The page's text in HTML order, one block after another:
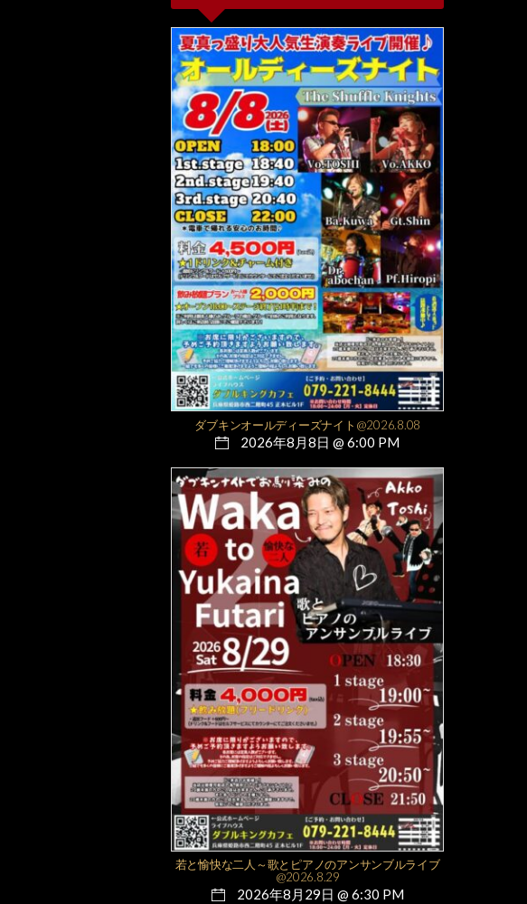
ダブキンオールディーズナイト@2026.8.08
2026年8月8日 @ 6:00 PM
若と愉快な二人～歌とピアノのアンサンブルライブ
@2026.8.29
2026年8月29日 @ 6:30 PM